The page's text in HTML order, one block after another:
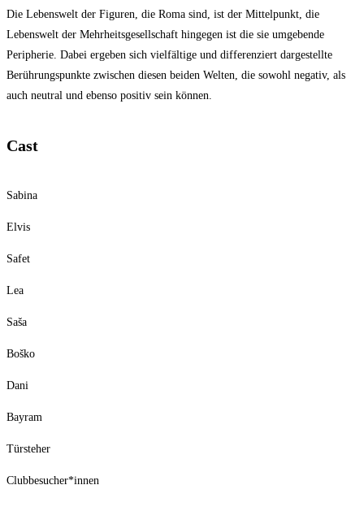
Die Lebenswelt der Figuren, die Roma sind, ist der Mittelpunkt, die
Lebenswelt der Mehrheitsgesellschaft hingegen ist die sie umgebende
Peripherie. Dabei ergeben sich vielfältige und differenziert dargestellte
Berührungspunkte zwischen diesen beiden Welten, die sowohl negativ, als
auch neutral und ebenso positiv sein können.
Cast
Sabina
Elvis
Safet
Lea
Saša
Boško
Dani
Bayram
Türsteher
Clubbesucher*innen